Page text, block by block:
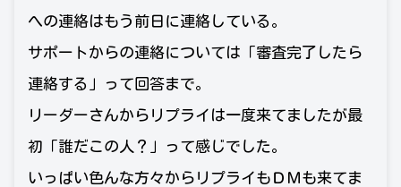
への連絡はもう前日に連絡している。
サポートからの連絡については「審査完了したら
連絡する」って回答まで。
リーダーさんからリプライは一度来てましたが最
初「誰だこの人？」って感じでした。
いっぱい色んな方々からリプライもＤＭも来てま